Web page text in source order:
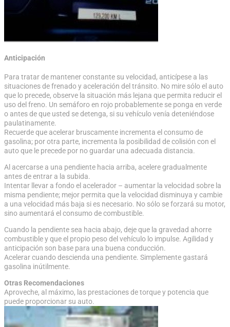
Anticipación
Para tratar de mantener constante su velocidad, anticípese a las
situaciones de frenado y aceleración del tránsito. No mire sólo el auto
que lo precede, observe la situación más lejana que permita reducir el
uso del freno. Un semáforo en rojo probablemente se ponga en verde
o antes de que usted se detenga, si su vehículo venía deteniéndose
paulatinamente.
Recuerde que acelerar bruscamente incrementa el consumo de
gasolina; por otra parte, incrementa la posibilidad de colisión con el
auto que le precede por no guardar una adecuada distancia.
Al acercarse a una pendiente hacia arriba, acelere gradualmente
antes de entrar a la subida.
Intentar llevar a fondo el acelerador – aumentar la velocidad sobre la
misma pendiente; mejor permita que la velocidad disminuya y cambie
a una velocidad más baja si es necesario. No sólo se forzará su motor,
sino aumentará el consumo de combustible.
Cuando la pendiente sea hacia abajo, deje que la gravedad ahorre
combustible y que el propio peso del vehículo lo impulse. Agilidad y
anticipación son base para una buena conducción.
Acelerar cuando descienda una pendiente. Simplemente gastará
gasolina inútilmente.
Otras Recomendaciones
Aproveche, al máximo, las prestaciones de torque y potencia que
puede proporcionar su auto.